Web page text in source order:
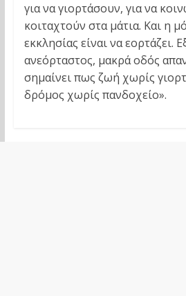
για να γιορτάσουν, για να
κοιταχτούν στα μάτια. Και η
εκκλησίας είναι να εορτάζει.
ανεόρταστος, μακρά οδός
σημαίνει πως ζωή χωρίς
δρόμος χωρίς πανδοχείο».